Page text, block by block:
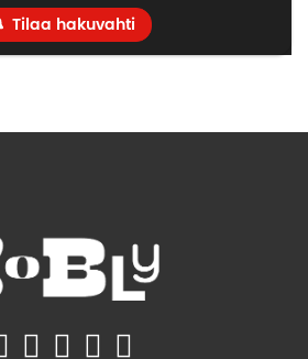
Tilaa hakuvahti